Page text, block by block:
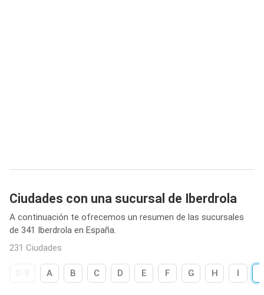
Ciudades con una sucursal de Iberdrola
A continuación te ofrecemos un resumen de las sucursales
de 341 Iberdrola en España.
231 Ciudades
A B C D E F G H I